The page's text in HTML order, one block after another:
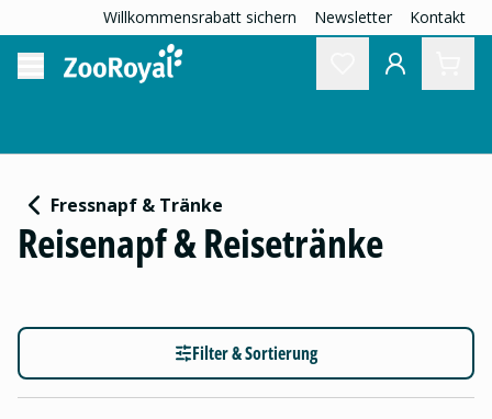
Willkommensrabatt sichern Newsletter Kontakt
Fressnapf & Tränke
Reisenapf & Reisetränke
Filter & Sortierung